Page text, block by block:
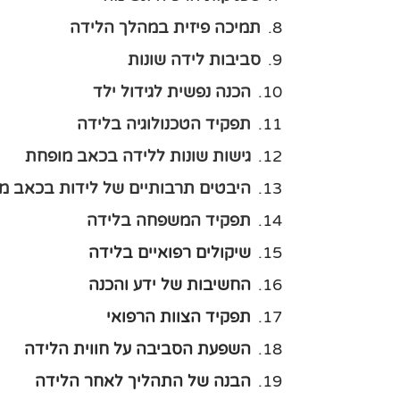
תמיכה פיזית במהלך הלידה
סביבות לידה שונות
הכנה נפשית לגידול ילד
תפקיד הטכנולוגיה בלידה
גישות שונות ללידה בכאב מופחת
היבטים תרבותיים של לידות בכאב
תפקיד המשפחה בלידה
שיקולים רפואיים בלידה
החשיבות של ידע והכנה
תפקיד הצוות הרפואי
השפעת הסביבה על חווית הלידה
הבנה של התהליך לאחר הלידה